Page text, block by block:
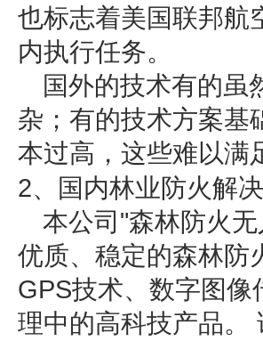
也标志着美国联邦航
内执行任务。
国外的技术有的虽
杂；有的技术方案基
本过高，这些难以满
2、国内林业防火解
本公司"森林防火
优质、稳定的森林防
GPS技术、数字图
理中的高科技产品。